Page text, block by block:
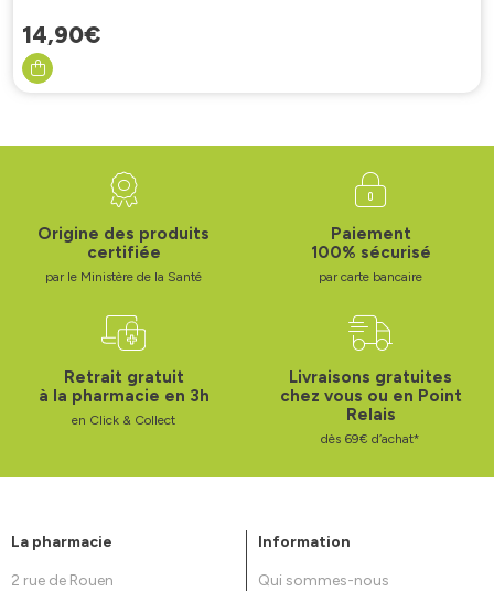
14,90€
Origine des produits
certifiée
par le Ministère de la Santé
Paiement
100% sécurisé
par carte bancaire
Retrait gratuit
à la pharmacie en 3h
en Click & Collect
Livraisons gratuites
chez vous ou en Point
Relais
dès 69€ d’achat*
La pharmacie
2 rue de Rouen
Information
Qui sommes-nous